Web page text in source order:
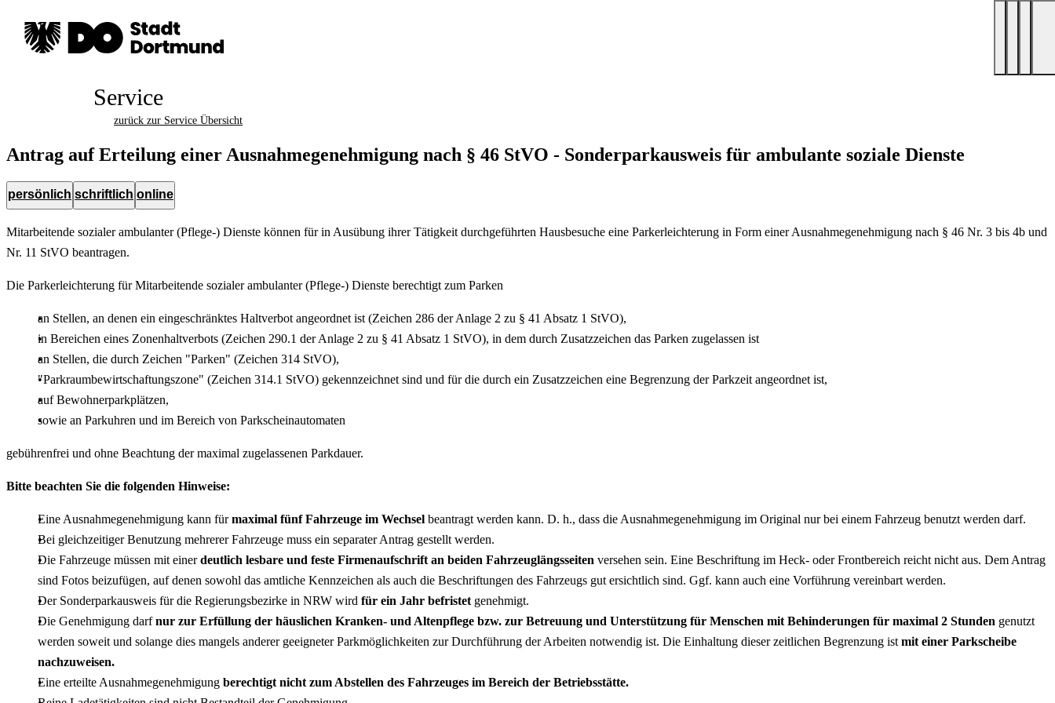
Service
zurück zur Service Übersicht
Antrag auf Erteilung einer Ausnahmegenehmigung nach § 46 StVO - Sonderparkausweis für ambulante soziale Dienste
persönlich schriftlich online
Mitarbeitende sozialer ambulanter (Pflege-) Dienste können für in Ausübung ihrer Tätigkeit durchgeführten Hausbesuche eine Parkerleichterung in Form einer Ausnahmegenehmigung nach § 46 Nr. 3 bis 4b und
Nr. 11 StVO beantragen.
Die Parkerleichterung für Mitarbeitende sozialer ambulanter (Pflege-) Dienste berechtigt zum Parken
an Stellen, an denen ein eingeschränktes Haltverbot angeordnet ist (Zeichen 286 der Anlage 2 zu § 41 Absatz 1 StVO),
in Bereichen eines Zonenhaltverbots (Zeichen 290.1 der Anlage 2 zu § 41 Absatz 1 StVO), in dem durch Zusatzzeichen das Parken zugelassen ist
an Stellen, die durch Zeichen "Parken" (Zeichen 314 StVO),
"Parkraumbewirtschaftungszone" (Zeichen 314.1 StVO) gekennzeichnet sind und für die durch ein Zusatzzeichen eine Begrenzung der Parkzeit angeordnet ist,
auf Bewohnerparkplätzen,
sowie an Parkuhren und im Bereich von Parkscheinautomaten
gebührenfrei und ohne Beachtung der maximal zugelassenen Parkdauer.
Bitte beachten Sie die folgenden Hinweise:
Eine Ausnahmegenehmigung kann fürmaximal fünf Fahrzeuge im Wechsel beantragt werden kann. D. h., dass die Ausnahmegenehmigung im Original nur bei einem Fahrzeug benutzt werden darf.
Bei gleichzeitiger Benutzung mehrerer Fahrzeuge muss ein separater Antrag gestellt werden.
Die Fahrzeuge müssen mit einerdeutlich lesbare und feste Firmenaufschrift an beiden Fahrzeuglängsseiten versehen sein. Eine Beschriftung im Heck- oder Frontbereich reicht nicht aus. Dem Antrag
sind Fotos beizufügen, auf denen sowohl das amtliche Kennzeichen als auch die Beschriftungen des Fahrzeugs gut ersichtlich sind. Ggf. kann auch eine Vorführung vereinbart werden.
Der Sonderparkausweis für die Regierungsbezirke in NRW wird für ein Jahr befristet genehmigt.
Die Genehmigung darfnur zur Erfüllung der häuslichen Kranken- und Altenpflege bzw. zur Betreuung und Unterstützung für Menschen mit Behinderungen für maximal 2 Stunden genutzt
werden soweit und solange dies mangels anderer geeigneter Parkmöglichkeiten zur Durchführung der Arbeiten notwendig ist. Die Einhaltung dieser zeitlichen Begrenzung ist mit einer Parkscheibe
nachzuweisen.
Eine erteilte Ausnahmegenehmigung berechtigt nicht zum Abstellen des Fahrzeuges im Bereich der Betriebsstätte.